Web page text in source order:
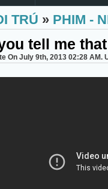
TRÚ » PHIM -
tell me
On July 9th, 2013 02:28 AM.